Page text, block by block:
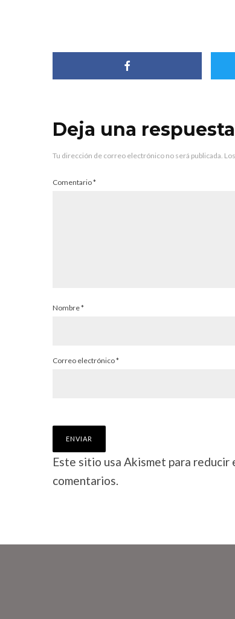
Deja una respuesta
Tu dirección de correo electrónico no será publicada.
Comentario*
Nombre*
Correo electrónico*
Este sitio usa Akismet para reducir
comentarios.